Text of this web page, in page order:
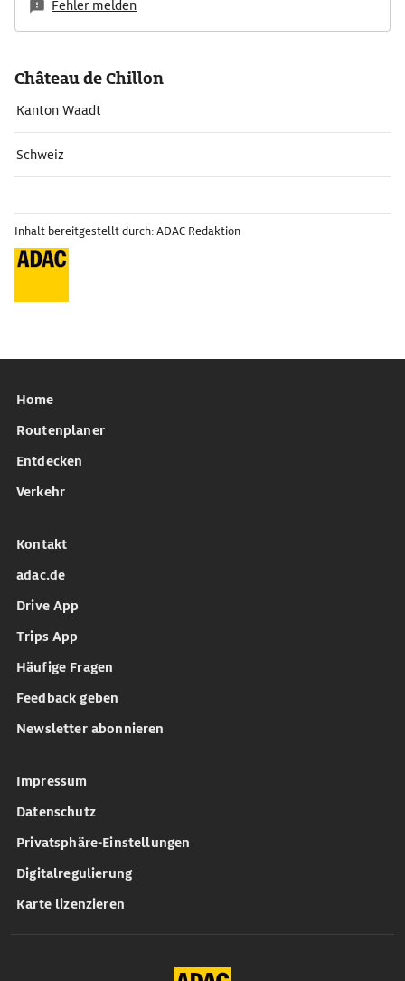
Fehler melden
Château de Chillon
Kanton Waadt
Schweiz
Inhalt bereitgestellt durch: ADAC Redaktion
Home
Routenplaner
Entdecken
Verkehr
Kontakt
adac.de
Drive App
Trips App
Häufige Fragen
Feedback geben
Newsletter abonnieren
Impressum
Datenschutz
Privatsphäre-Einstellungen
Digitalregulierung
Karte lizenzieren